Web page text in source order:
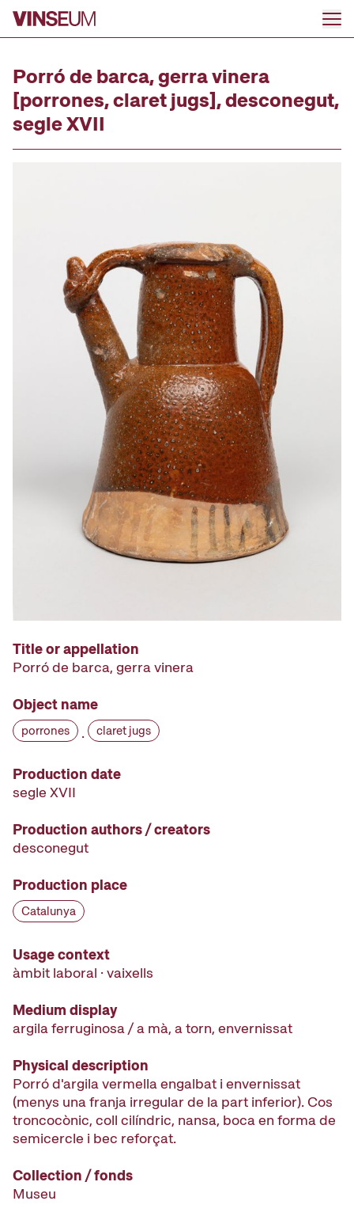
Go to content
Porró de barca, gerra vinera
[porrones, claret jugs], desconegut,
segle XVII
Title or appellation
Porró de barca, gerra vinera
Object name
porrones · claret jugs
Production date
segle XVII
Production authors / creators
desconegut
Production place
Catalunya
Usage context
àmbit laboral · vaixells
Medium display
argila ferruginosa / a mà, a torn, envernissat
Physical description
Porró d'argila vermella engalbat i envernissat
(menys una franja irregular de la part inferior). Cos
troncocònic, coll cilíndric, nansa, boca en forma de
semicercle i bec reforçat.
Collection / fonds
Museu